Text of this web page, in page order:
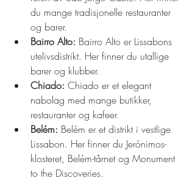
du mange tradisjonelle restauranter
og barer.
Bairro Alto: Bairro Alto er Lissabons
utelivsdistrikt. Her finner du utallige
barer og klubber.
Chiado: Chiado er et elegant
nabolag med mange butikker,
restauranter og kafeer.
Belém: Belém er et distrikt i vestlige
Lissabon. Her finner du Jerónimos-
klosteret, Belém-tårnet og Monument
to the Discoveries.